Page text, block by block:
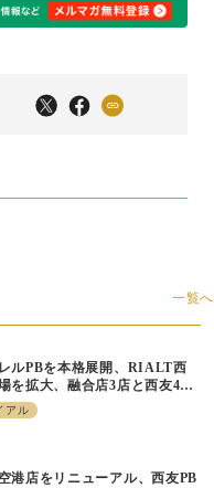
一覧へ
ルPBを本格展開、RIALT西
を拡大、融合店3店と西友40
アル
港店をリニューアル、⻄友PB